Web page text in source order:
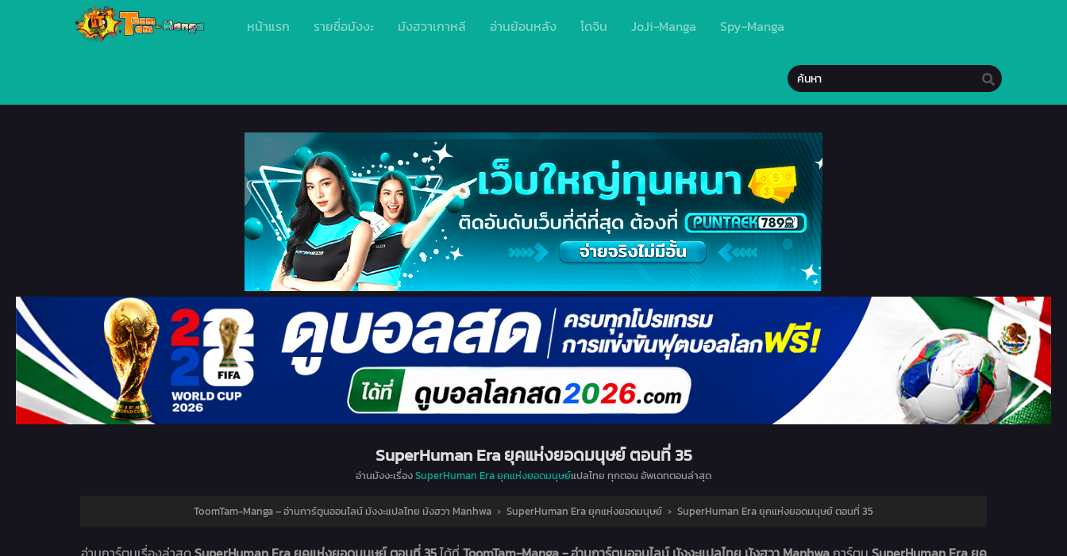
หน้าแรก รายชื่อมังงะ มังฮวาเกาหลี อ่านย้อนหลัง โดจิน JoJi-Manga Spy-Manga
SuperHuman Era ยุคแห่งยอดมนุษย์ ตอนที่ 35
อ่านมังงะเรื่องSuperHuman Era ยุคแห่งยอดมนุษย์แปลไทย ทุกตอน อัพเดทตอนล่าสุด
ToomTam-Manga – อ่านการ์ตูนออนไลน์ มังงะแปลไทย มังฮวา Manhwa › SuperHuman Era ยุคแห่งยอดมนุษย์ › SuperHuman Era ยุคแห่งยอดมนุษย์ ตอนที่ 35